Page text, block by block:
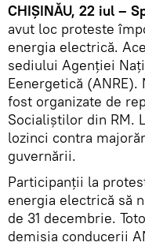
CHIŞINĂU, 22 iul –
avut loc proteste
energia electrică.
sediului Agenției
Eenergetică
fost organizate de
Socialiștilor din RM.
lozinci contra
guvernării.
Participanții la
energia electrică să
de 31 decembrie.
demisia conducerii